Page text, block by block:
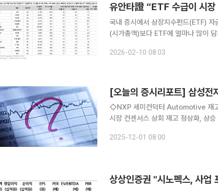
유안타證 “ETF 수급이 시
국내 증시에서 상장지수펀드(ETF)
(시가총액)보다 ETF에 얼마나 많이
제 보조가 아니라 시장 주요 매수 주
2026-02-10 08:03
[오늘의 증시리포트] 삼성전
◇NXP 세미컨덕터 Automotive 재
시장 컨센서스 상회 재고 정상화, 상
량)의 동반 랠리 On-Device AI의
2025-12-01 08:00
상상인증권 "시노펙스, 사업